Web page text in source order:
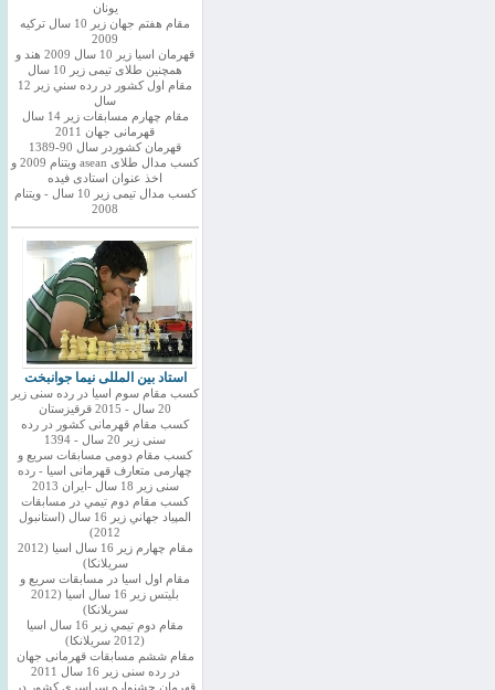
یونان
مقام هفتم جهان زیر 10 سال ترکیه
2009
قهرمان اسيا زیر 10 سال 2009 هند و
همچنین طلای تیمی زیر 10 سال
مقام اول كشور در رده سني زير 12
سال
مقام چهارم مسابقات زیر 14 سال
قهرمانی جهان 2011
قهرمان کشوردر سال 90-1389
کسب مدال طلای asean ویتنام 2009 و
اخذ عنوان استادی فیده
کسب مدال تیمی زیر 10 سال - ویتنام
2008
استاد بین المللی نیما جوانبخت
کسب مقام سوم اسیا در رده سنی زیر
20 سال - 2015 قرقیزستان
کسب مقام قهرمانی کشور در رده
سنی زیر 20 سال - 1394
کسب مقام دومی مسابقات سریع و
چهارمی متعارف قهرمانی اسیا - رده
سنی زیر 18 سال -ایران 2013
كسب مقام دوم تيمي در مسابقات
المپياد جهاني زير 16 سال (استانبول
2012)
مقام چهارم زير 16 سال اسيا (2012
سريلانكا)
مقام اول اسيا در مسابقات سريع و
بليتس زير 16 سال اسيا (2012
سريلانكا)
مقام دوم تيمي زير 16 سال اسيا
(2012 سريلانكا)
مقام ششم مسابقات قهرمانی جهان
در رده سنی زیر 16 سال 2011
قهرمان جشنواره سراسری کشور در